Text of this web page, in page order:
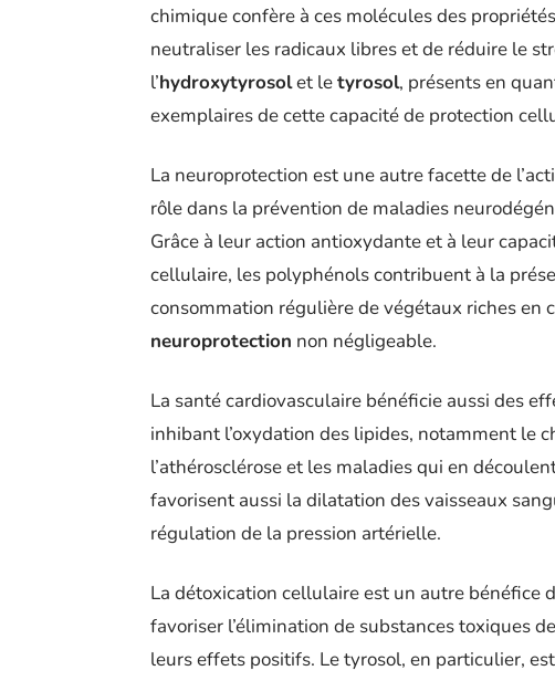
chimique confère à ces molécules des
neutraliser les radicaux libres et de réduire le
l’hydroxytyrosolet letyrosol, présents en
exemplaires de cette capacité de protection
La neuroprotection est une autre facette de
rôle dans la prévention de maladies
Grâce à leur action antioxydante et à leur
cellulaire, les polyphénols contribuent à la
consommation régulière de végétaux riches
neuroprotection non négligeable.
La santé cardiovasculaire bénéficie aussi des
inhibant l’oxydation des lipides, notamment le
l’athérosclérose et les maladies qui en
favorisent aussi la dilatation des vaisseaux
régulation de la pression artérielle.
La détoxication cellulaire est un autre bénéfice
favoriser l’élimination de substances toxiques
leurs effets positifs. Le tyrosol, en particulier,